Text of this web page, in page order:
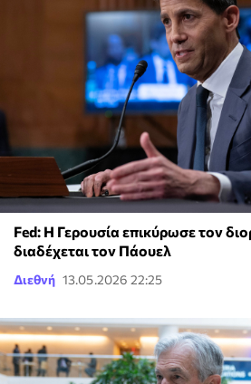
Fed: Η Γερουσία επικύρωσε τον
διαδέχεται τον Πάουελ
Διεθνή 13.05.2026 22:25